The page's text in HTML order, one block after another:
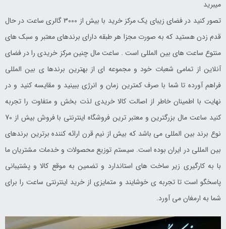
میبرید
تصور کنید در فضای زیبای یک مرکز خرید با بیش از 3000 گالری ساعت در حال
قدم زدن هستید که به صورت مجزا هر طبقه دارای برندهای معتبر و سبک های
منتوع ساعت های بین المللی است . ساعت مال چنین مرکز خریدی را در فضای
آنلاین از تمامی شعبات خود و مجموعه ای از بهترین برندها ی بین المللی
فراهم آورده تا شما با صرف کمترین زمان و انرژی ببینید و مقایسه کنید و در
نهایت با اطمینان خاطر از اصالت کالا خریدی لذت بخش و متفاوت را تجربه
کنید ساعت مال بزرگترین و معتبر ترین فروشگاه اینترنتی با فروش بیش از 70
نوع برند بین المللی می باشد که بیش از نیم قرن ارائه کننده برترین برندهای
بین المللی در ایران بوده است. سیستم توزیع محصولات و خدمات مشتریان ما
با به کارگیری زیر ساخت های استاندارد و تضمین به موقع کالا و پشتیبانی
پاسخگو است تا تجربه ی خوشایند و متمایزی از خرید اینترنتی ساعت را برای
شما به ارمغان می آورد.